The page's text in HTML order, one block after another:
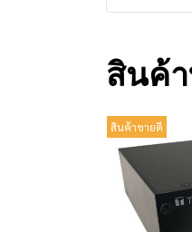
สินค้
สินค้าขายดี